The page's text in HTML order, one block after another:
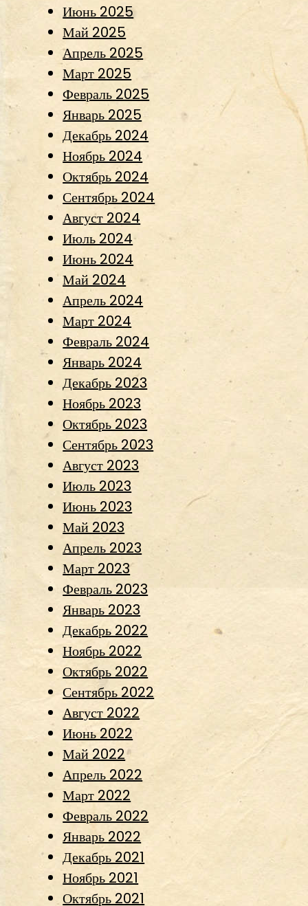
Июнь 2025
Май 2025
Апрель 2025
Март 2025
Февраль 2025
Январь 2025
Декабрь 2024
Ноябрь 2024
Октябрь 2024
Сентябрь 2024
Август 2024
Июль 2024
Июнь 2024
Май 2024
Апрель 2024
Март 2024
Февраль 2024
Январь 2024
Декабрь 2023
Ноябрь 2023
Октябрь 2023
Сентябрь 2023
Август 2023
Июль 2023
Июнь 2023
Май 2023
Апрель 2023
Март 2023
Февраль 2023
Январь 2023
Декабрь 2022
Ноябрь 2022
Октябрь 2022
Сентябрь 2022
Август 2022
Июнь 2022
Май 2022
Апрель 2022
Март 2022
Февраль 2022
Январь 2022
Декабрь 2021
Ноябрь 2021
Октябрь 2021